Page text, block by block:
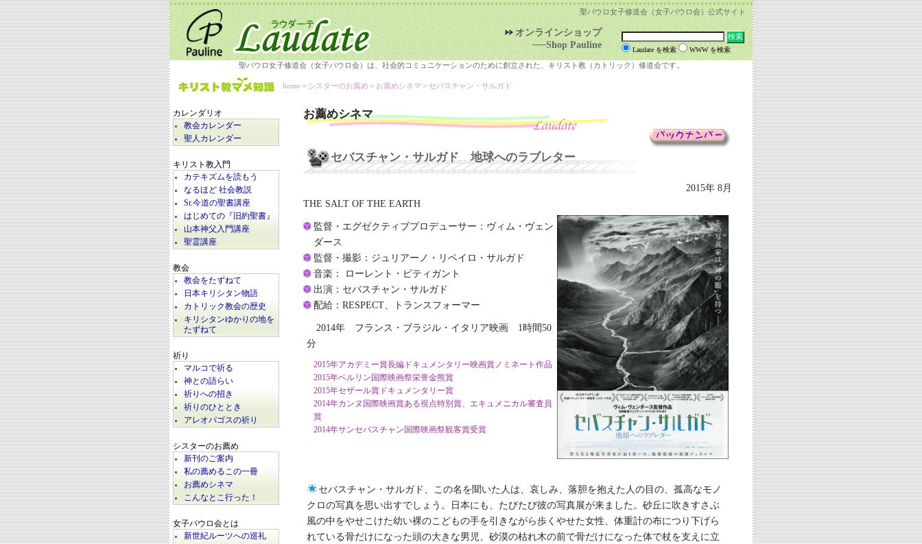
聖パウロ女子修道会（女子パウロ会）公式サイト
オンラインショップ
──Shop Pauline
Laudate を検索 WWW を検索
聖パウロ女子修道会（女子パウロ会）は、社会的コミュニケーションのために創立された、キリスト教（カトリック）修道会です。
カレンダリオ
教会カレンダー
聖人カレンダー
キリスト教入門
カテキズムを読もう
なるほど 社会教説
Sr.今道の聖書講座
はじめての『旧約聖書』
山本神父入門講座
聖霊講座
教会
教会をたずねて
日本キリシタン物語
カトリック教会の歴史
キリシタンゆかりの地を
たずねて
祈り
マルコで祈る
神との語らい
祈りへの招き
祈りのひととき
アレオパゴスの祈り
シスターのお薦め
新刊のご案内
私の薦めるこの一冊
お薦めシネマ
こんなとこ行った！
女子パウロ会とは
新世紀ルーツへの巡礼
home ＞シスターのお薦め＞ お薦めシネマ ＞セバスチャン・サルガド
お薦めシネマ
セバスチャン・サルガド 地球へのラブレター
2015年 8月
THE SALT OF THE EARTH
監督・エグゼクティブプロデューサー：ヴィム・ヴェン
ダース
監督・撮影：ジュリアーノ・リベイロ・サルガド
音楽： ローレント・ピティガント
出演：セバスチャン・サルガド
配給：RESPECT、トランスフォーマー
2014年 フランス・ブラジル・イタリア映画 1時間50
分
2015年アカデミー賞長編ドキュメンタリー映画賞ノミネート作品
2015年ベルリン国際映画祭栄誉金熊賞
2015年セザール賞ドキュメンタリー賞
2014年カンヌ国際映画賞ある視点特別賞、エキュメニカル審査員
賞
2014年サンセバスチャン国際映画祭観客賞受賞
セバスチャン・サルガド、この名を聞いた人は、哀しみ、落胆を抱えた人の目の、孤高なモノ
クロの写真を思い出すでしょう。日本にも、たびたび彼の写真展が来ました。砂丘に吹きすさぶ
風の中をやせこけた幼い裸のこどもの手を引きながら歩くやせた女性、体重計の布につり下げら
れている骨だけになった頭の大きな男児、砂漠の枯れ木の前で骨だけになった体で杖を支えに立